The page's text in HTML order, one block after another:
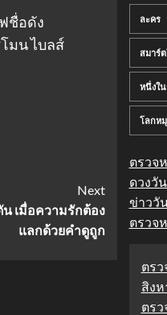
ชื่อดัง
มน ไบลส์
Next
น เมื่อความรักต้อง
แลกด้วยคำดูถูก
ละคร
สมาร์
หนึ่งใ
โลกห
ตรวจ
ดวงวั
ข่าววั
ตรวจ
ตร
สิง
ตร